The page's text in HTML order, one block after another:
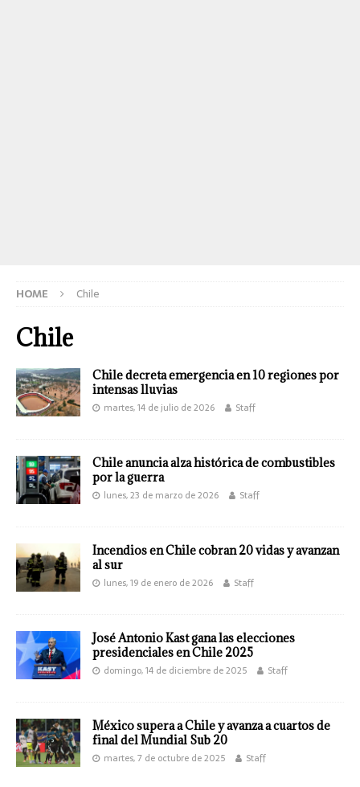
HOME Chile
Chile
Chile decreta emergencia en 10 regiones por
intensas lluvias
martes, 14 de julio de 2026 Staff
Chile anuncia alza histórica de combustibles
por la guerra
lunes, 23 de marzo de 2026 Staff
Incendios en Chile cobran 20 vidas y avanzan
al sur
lunes, 19 de enero de 2026 Staff
José Antonio Kast gana las elecciones
presidenciales en Chile 2025
domingo, 14 de diciembre de 2025 Staff
México supera a Chile y avanza a cuartos de
final del Mundial Sub 20
martes, 7 de octubre de 2025 Staff